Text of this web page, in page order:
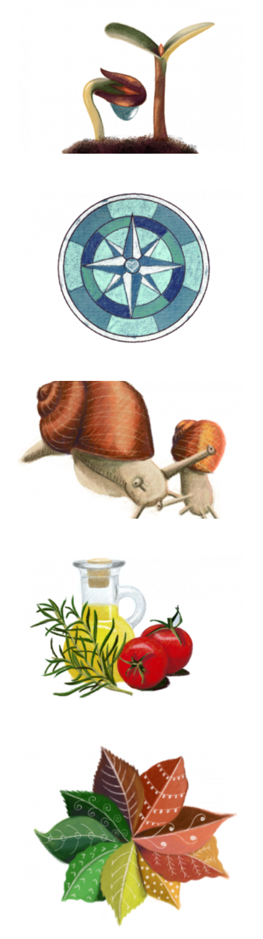
ESPAIS OBERTS I NATURALS
Els patis de les escoles han de transformar-se
en espais naturals i això és el que hem fet en
Ninos des del principi, convertir-los en espais
naturals a l’aire lliure que faciliten l’acció
diversa i igualitària.
EQUIP D’ORIENTACIÓ
Una part de l’equip professional de Ninos és
el d’orientació format per psicòlogues i
psicopedagogues que acompanyen en la
criança a les famílies.
+INFORMACIÓ
EL VALOR DE LA FAMÍLIA
L’escola és de totes les persones que l’habiten
i nosaltres creiem en la construcció d’una
Comunitat Educativa forta i flexible que
sustenta el desenvolupament de la infància
ALIMENTACIÓ SALUDABLE
El moment del dinar no suposa sols
alimentar-se, les criatures coneixen un altre
moment molt vinculat a la vida de la llar.
Quantes converses meravelloses tenen lloc al
voltant d’una taula!
LA NOSTRA EXPERIÈNCIA
Més de 15 anys vivint la infància i
desenvolupant un projecte educatiu referent
en el sector pel qual han passat més de 13.000
xiquets i xiquetes. Som el que diem. Diem el
que som: Un servei de qualitat que dignifica
l’etapa 0-3 anys, com a etapa educativa.
+INFORMACIÓ